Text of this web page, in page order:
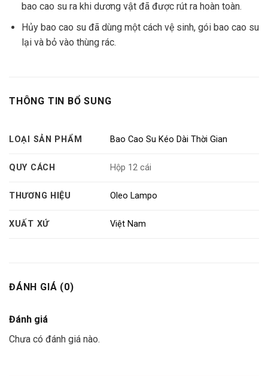
bao cao su ra khi dương vật đã được rút ra hoàn toàn.
Hủy bao cao su đã dùng một cách vệ sinh, gói bao cao su
lại và bỏ vào thùng rác.
THÔNG TIN BỔ SUNG
LOẠI SẢN PHẨM Bao Cao Su Kéo Dài Thời Gian
QUY CÁCH Hộp 12 cái
THƯƠNG HIỆU Oleo Lampo
XUẤT XỨ Việt Nam
ĐÁNH GIÁ (0)
Đánh giá
Chưa có đánh giá nào.